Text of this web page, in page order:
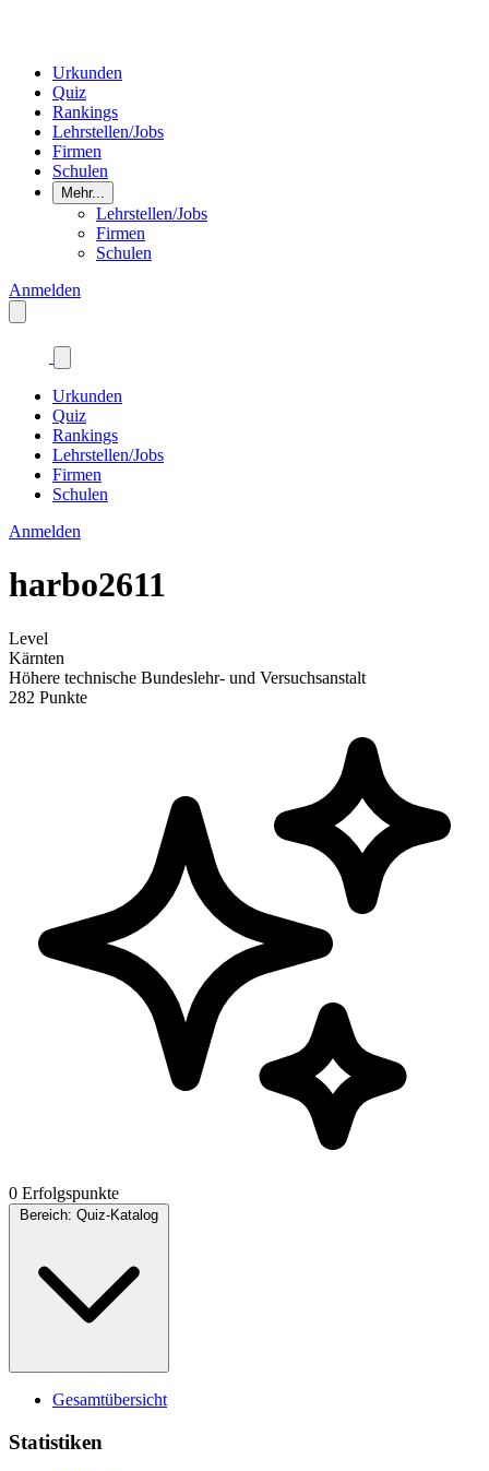
Urkunden
Quiz
Rankings
Lehrstellen/Jobs
Firmen
Schulen
Mehr...
Lehrstellen/Jobs
Firmen
Schulen
Anmelden
Urkunden
Quiz
Rankings
Lehrstellen/Jobs
Firmen
Schulen
Anmelden
harbo2611
Level
Kärnten
Höhere technische Bundeslehr- und Versuchsanstalt
282 Punkte
0 Erfolgspunkte
Bereich: Quiz-Katalog
Gesamtübersicht
Statistiken